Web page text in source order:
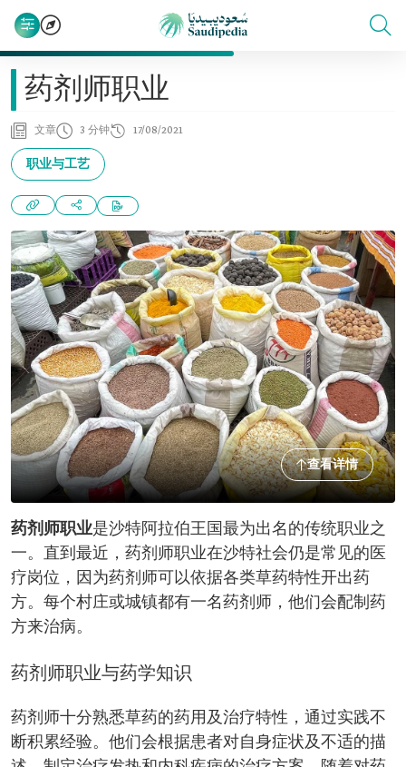
药剂师职业
文章 3 分钟 17/08/2021
职业与工艺
查看详情
药剂师职业是沙特阿拉伯王国最为出名的传统职业之
一。直到最近，药剂师职业在沙特社会仍是常见的医
疗岗位，因为药剂师可以依据各类草药特性开出药
方。每个村庄或城镇都有一名药剂师，他们会配制药
方来治病。
药剂师职业与药学知识
药剂师十分熟悉草药的药用及治疗特性，通过实践不
断积累经验。他们会根据患者对自身症状及不适的描